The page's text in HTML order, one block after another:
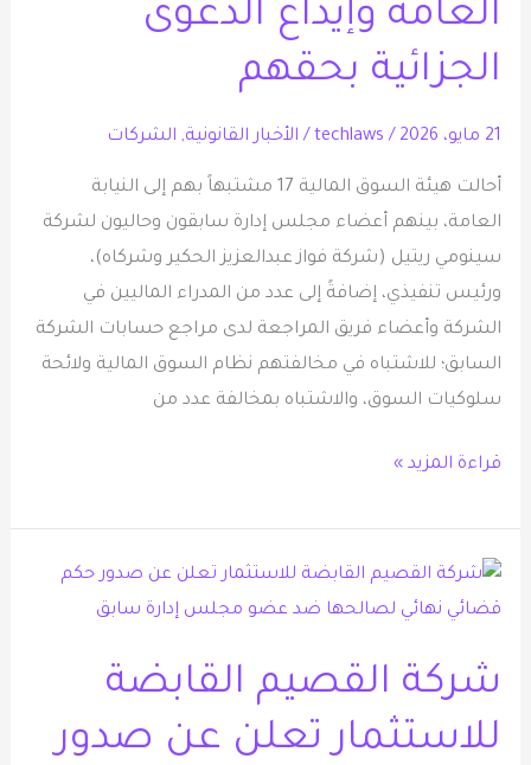
العامة وإيداع الدعوى
الجزائية بحقهم
21 مايو، 2026 /
techlaws
/ الأخبار القانونية, الشركات
أحالت هيئة السوق المالية 17 مشتبهاً بهم إلى النيابة
العامة، بينهم أعضاء مجلس إدارة سابقون وحاليون لشركة
سينومي ريتيل (شركة فواز عبدالعزيز الحكير وشركاه)،
ورئيس تنفيذي، إضافةً إلى عدد من المدراء الماليين في
الشركة وأعضاء فريق المراجعة لدى مراجع حسابات الشركة
السابق؛ للاشتباه في مخالفتهم نظام السوق المالية ولائحة
سلوكيات السوق، والاشتباه بمخالفة عدد من
شركة
“سينومي
ريتيل”
إلى
العامة
وإيداع
الدعوى
الجزائية
بحقهم
قراءة المزيد »
شركة القصيم القابضة
للاستثمار تعلن عن صدور
شركة
القصيم
للاستثمار
تعلن
عن